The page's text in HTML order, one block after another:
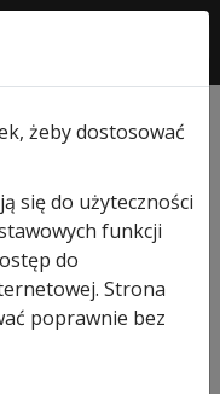
zawias sprężynowy
żeby dostosować
się do użyteczności
funkcji
do
Strona
poprawnie bez